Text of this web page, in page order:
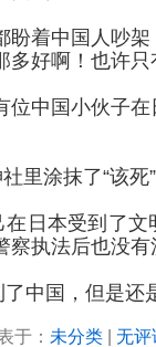
着中国人吵架
多好啊！也许
中国小伙子在
涂抹了“该死
日本受到了文
察执法后也没
国，但是还
于： 未分类| 无评